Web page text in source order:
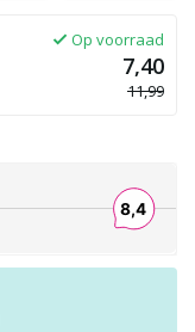
Op voorraad
7,40
11,99